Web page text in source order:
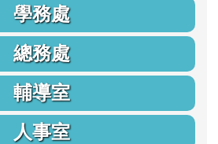
學務處
總務處
輔導室
人事室